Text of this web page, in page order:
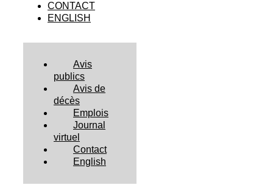
CONTACT
ENGLISH
Avis
publics
Avis de
décès
Emplois
Journal
virtuel
Contact
English